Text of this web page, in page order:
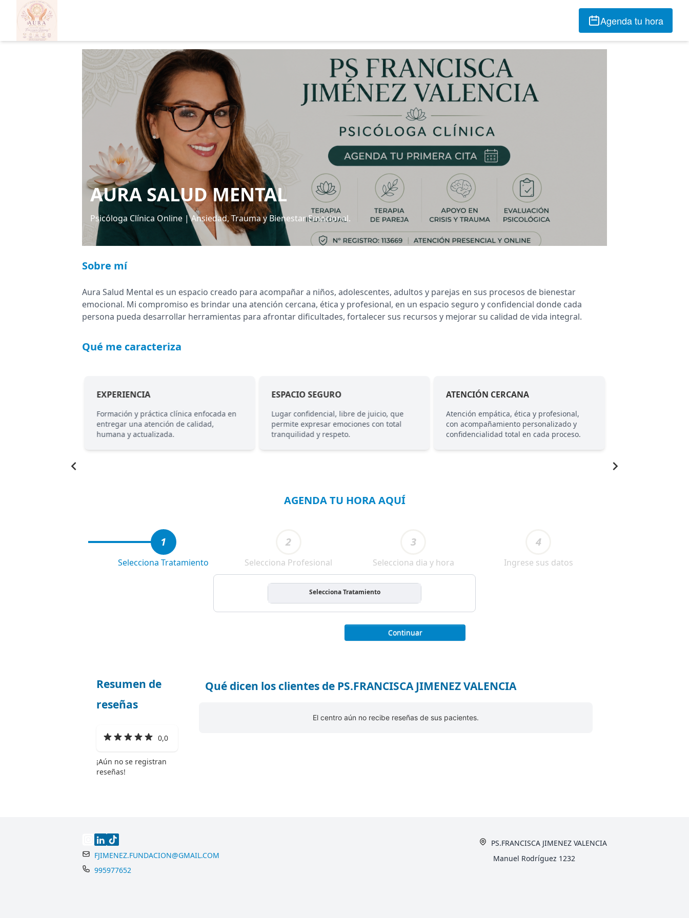
Agenda tu hora
AURA SALUD MENTAL
Psicóloga Clínica Online | Ansiedad, Trauma y Bienestar Emocional.
Sobre mí
Aura Salud Mental es un espacio creado para acompañar a niños, adolescentes, adultos y parejas en sus procesos de bienestar
emocional. Mi compromiso es brindar una atención cercana, ética y profesional, en un espacio seguro y confidencial donde cada
persona pueda desarrollar herramientas para afrontar dificultades, fortalecer sus recursos y mejorar su calidad de vida integral.
Qué me caracteriza
EXPERIENCIA
Formación y práctica clínica enfocada en
entregar una atención de calidad,
humana y actualizada.
ESPACIO SEGURO
Lugar confidencial, libre de juicio, que
permite expresar emociones con total
tranquilidad y respeto.
ATENCIÓN CERCANA
Atención empática, ética y profesional,
con acompañamiento personalizado y
confidencialidad total en cada proceso.
AGENDA TU HORA AQUÍ
1
Selecciona Tratamiento
2
Selecciona Profesional
3
Selecciona dia y hora
4
Ingrese sus datos
Selecciona Tratamiento
Continuar
Resumen de
reseñas
0,0
¡Aún no se registran
reseñas!
Qué dicen los clientes de PS.FRANCISCA JIMENEZ VALENCIA
El centro aún no recibe reseñas de sus pacientes.
FJIMENEZ.FUNDACION@GMAIL.COM
995977652
PS.FRANCISCA JIMENEZ VALENCIA
Manuel Rodríguez 1232